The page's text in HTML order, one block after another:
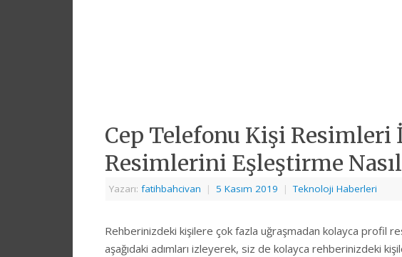
Cep Telefonu Kişi Resimleri
Resimlerini Eşleştirme Nasıl
Yazarı: fatihbahcivan | 5 Kasım 2019 | Teknoloji Haberleri
Rehberinizdeki kişilere çok fazla uğraşmadan kolayca profil
aşağıdaki adımları izleyerek, siz de kolayca rehberinizdeki